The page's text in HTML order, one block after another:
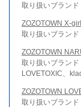
取り扱いブラン
ZOZOTOWN X-
取り扱いブラン
ZOZOTOWN
取り扱いブラン
LOVETOXIC、
ZOZOTOWN
取り扱いブランド